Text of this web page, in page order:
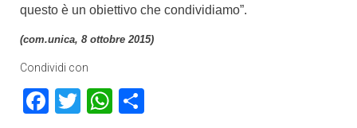
questo è un obiettivo che condividiamo”.
(com.unica, 8 ottobre 2015)
Condividi con
Facebook
TwitterWhatsApp